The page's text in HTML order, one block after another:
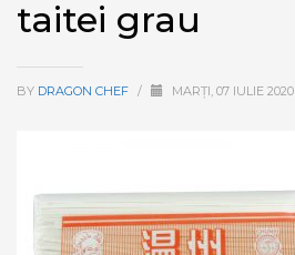
taitei grau
BY DRAGON CHEF / MARȚI, 07 IULIE 2020